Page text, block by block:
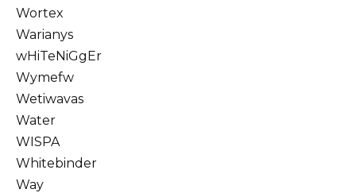
Wortex
Warianys
wHiTeNiGgEr
Wymefw
Wetiwavas
Water
WISPA
Whitebinder
Way